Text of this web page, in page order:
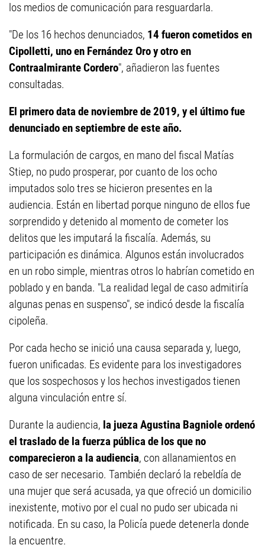
los medios de comunicación para resguardarla.
"De los 16 hechos denunciados, 14 fueron cometidos en
Cipolletti, uno en Fernández Oro y otro en
Contraalmirante Cordero", añadieron las fuentes
consultadas.
El primero data de noviembre de 2019, y el último fue
denunciado en septiembre de este año.
La formulación de cargos, en mano del fiscal Matías
Stiep, no pudo prosperar, por cuanto de los ocho
imputados solo tres se hicieron presentes en la
audiencia. Están en libertad porque ninguno de ellos fue
sorprendido y detenido al momento de cometer los
delitos que les imputará la fiscalía. Además, su
participación es dinámica. Algunos están involucrados
en un robo simple, mientras otros lo habrían cometido en
poblado y en banda. "La realidad legal de caso admitiría
algunas penas en suspenso", se indicó desde la fiscalía
cipoleña.
Por cada hecho se inició una causa separada y, luego,
fueron unificadas. Es evidente para los investigadores
que los sospechosos y los hechos investigados tienen
alguna vinculación entre sí.
Durante la audiencia, la jueza Agustina Bagniole ordenó
el traslado de la fuerza pública de los que no
comparecieron a la audiencia, con allanamientos en
caso de ser necesario. También declaró la rebeldía de
una mujer que será acusada, ya que ofreció un domicilio
inexistente, motivo por el cual no pudo ser ubicada ni
notificada. En su caso, la Policía puede detenerla donde
la encuentre.